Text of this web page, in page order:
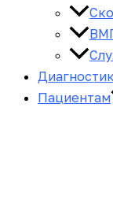
Пациентам